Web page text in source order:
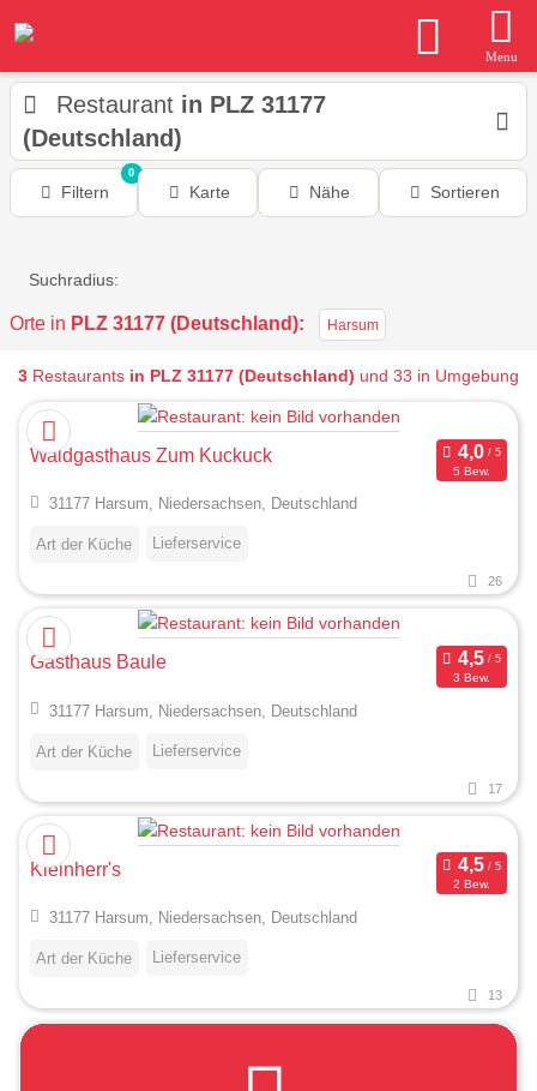
Menu
Restaurant in PLZ 31177
(Deutschland)
Filtern
0
Karte Nähe Sortieren
Suchradius:
Orte in PLZ 31177 (Deutschland): Harsum
3 Restaurants in PLZ 31177 (Deutschland) und 33 in Umgebung
Waldgasthaus Zum Kuckuck
5 Bew.
31177 Harsum, Niedersachsen, Deutschland
Art der Küche Lieferservice
26
Gasthaus Baule
3 Bew.
31177 Harsum, Niedersachsen, Deutschland
Art der Küche Lieferservice
17
Kleinherr's
2 Bew.
31177 Harsum, Niedersachsen, Deutschland
Art der Küche Lieferservice
13